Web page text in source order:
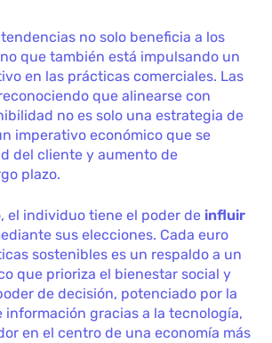
no solo beneficia a los
que también está impulsando un
en las prácticas comerciales. Las
que alinearse con
no es solo una estrategia de
imperativo económico que se
del cliente y aumento de
plazo.
el individuo tiene el poder de influir
sus elecciones. Cada euro
sostenibles es un respaldo a un
que prioriza el bienestar social y
de decisión, potenciado por la
gracias a la tecnología,
en el centro de una economía más